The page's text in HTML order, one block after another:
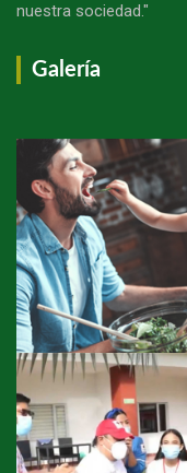
nuestra sociedad."
Galería